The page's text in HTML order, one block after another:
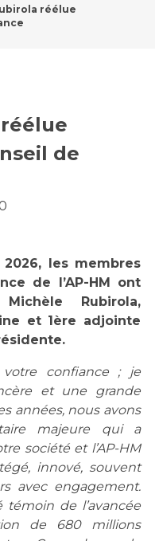
visite à un patient
ou de radiologie
réélue
de
les membres
de l’AP-HM ont
Rubirola,
et 1ère adjointe
confiance ; je
et une grande
années, nous avons
majeure qui a
société et l’AP-HM
innové, souvent
avec engagement.
témoin de l’avancée
de 680 millions